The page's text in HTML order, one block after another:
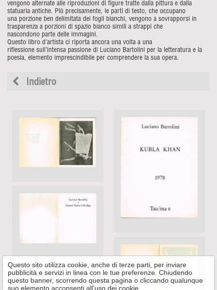
vengono alternate alle riproduzioni di figure tratte dalla pittura e dalla
statuaria antiche. Più precisamente, le parti di testo, che occupano
una porzione ben delimitata dei fogli bianchi, vengono a sovrapporsi in
trasparenza a porzioni di spazio bianco simili a strappi che
nascondono parte delle immagini.
Questo libro d’artista ci riporta ancora una volta a una
riflessione sull’intensa passione di Luciano Bartolini per la letteratura e la
poesia, elemento imprescindibile per comprendere la sua opera.
Indietro
Questo sito utilizza cookie, anche di terze parti, per inviare
pubblicità e servizi in linea con le tue preferenze. Chiudendo
questo banner, scorrendo questa pagina o cliccando qualunque
suo elemento acconsenti all’uso dei cookie.